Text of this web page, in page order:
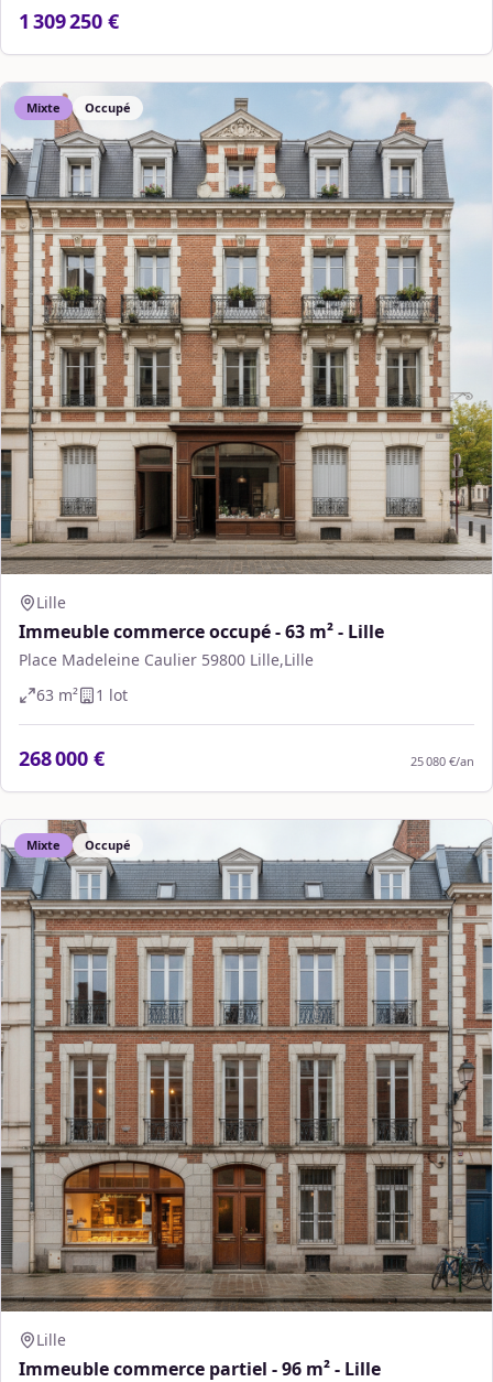
1 309 250 €
Mixte Occupé
Lille
Immeuble commerce occupé - 63 m² - Lille
Place Madeleine Caulier 59800 Lille,Lille
63 m² 1 lot
268 000 € 25 080 €/an
Mixte Occupé
Lille
Immeuble commerce partiel - 96 m² - Lille